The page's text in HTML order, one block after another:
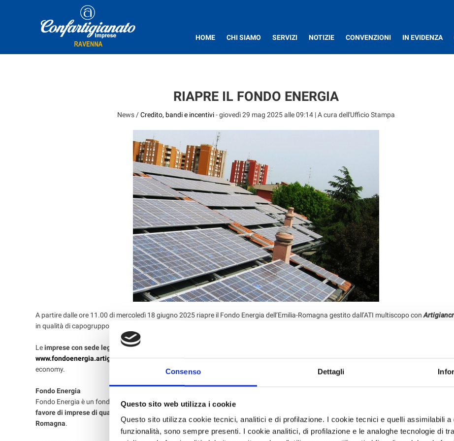
Consenso Dettagli
Questo sito web utilizza i cookie
Questo sito utilizza cookie tecnici, analitici e di profilazione. I cookie tecnici e quelli assimilabili
funzionalità, sono sempre presenti. I cookie analitici, di profilazione e le analoghe tecnologie di
HOME CHI SIAMO SERVIZI NOTIZIE CONVENZIONI IN EVIDENZA
RIAPRE IL FONDO ENERGIA
News /Credito, bandi e incentivi-giovedì 29 mag 2025 alle 09:14| A cura dell'Ufficio Stampa
A partire dalle ore 11.00 di mercoledì 18 giugno 2025 riapre il Fondo Energia dell’Emilia-Romagna gestito dall’ATI multiscopo con
in qualità di capogruppo.
Leimprese con sede legale od unità operativa in Emilia-Romagna
www.fondoenergia.artigiancredito.it- e presentare le proprie domande di finanziamento agevolato per progetti di risparmio energetico e
economy.
Fondo Energia
Fondo Energia è un fondo rotativo di finanza agevolata a compartecipazione privata, pensato per il
favore di imprese di qualsiasi dimensione e di società ESCo (Energy Service Company) con localizzazione dell’investimento in Emilia-
Romagna.